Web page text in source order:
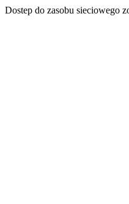
Dostep do zasobu sieciowego